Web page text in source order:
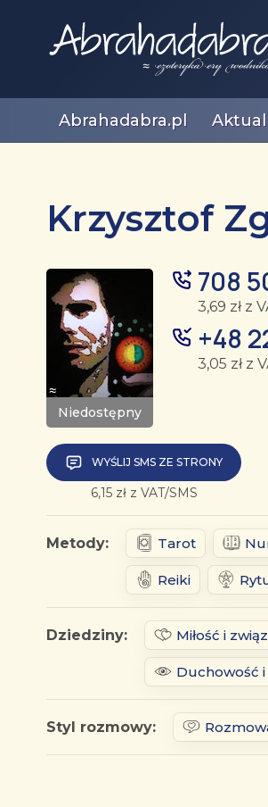
Abrahadabra.pl
Krzysztof
Niedostępny
708
3,69 zł z
+48
3,05 zł z
WYŚLIJ SMS ZE STRONY
6,15 zł z VAT/SMS
Metody: Tarot
Reiki
Dziedziny: Miłość i
Duchowość
Styl rozmowy: